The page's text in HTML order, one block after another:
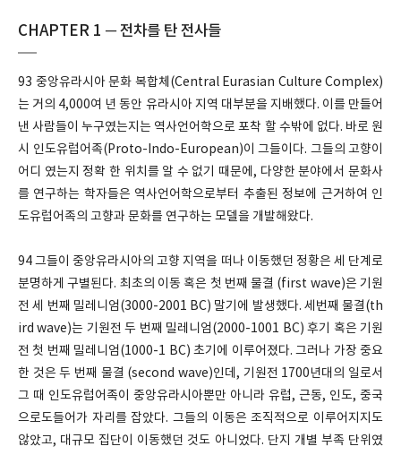
CHAPTER 1 ─ 전차를 탄 전사들
93 중앙유라시아 문화 복합체(Central Eurasian Culture Complex)
는 거의 4,000여 년 동안 유라시아 지역 대부분을 지배했다. 이를 만들어
낸 사람들이 누구였는지는 역사언어학으로 포착 할 수밖에 없다. 바로 원
시 인도유럽어족(Proto-Indo-European)이 그들이다. 그들의 고향이
어디 였는지 정확 한 위치를 알 수 없기 때문에, 다양한 분야에서 문화사
를 연구하는 학자들은 역사언어학으로부터 추출된 정보에 근거하여 인
도유럽어족의 고향과 문화를 연구하는 모델을 개발해왔다.
94 그들이 중앙유라시아의 고향 지역을 떠나 이동했던 정황은 세 단계로
분명하게 구별된다. 최초의 이동 혹은 첫 번째 물결 (first wave)은 기원
전 세 번째 밀레니엄(3000-2001 BC) 말기에 발생했다. 세번째 물결(th
ird wave)는 기원전 두 번째 밀레니엄(2000-1001 BC) 후기 혹은 기원
전 첫 번째 밀레니엄(1000-1 BC) 초기에 이루어졌다. 그러나 가장 중요
한 것은 두 번째 물결 (second wave)인데, 기원전 1700년대의 일로서
그 때 인도유럽어족이 중앙유라시아뿐만 아니라 유럽, 근동, 인도, 중국
으로도들어가 자리를 잡았다. 그들의 이동은 조직적으로 이루어지지도
않았고, 대규모 집단이 이동했던 것도 아니었다. 단지 개별 부족 단위였